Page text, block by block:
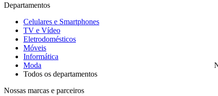
Departamentos
Celulares e Smartphones
TV e Vídeo
Eletrodomésticos
Móveis
Informática
Moda
Todos os departamentos
Nossas marcas e parceiros